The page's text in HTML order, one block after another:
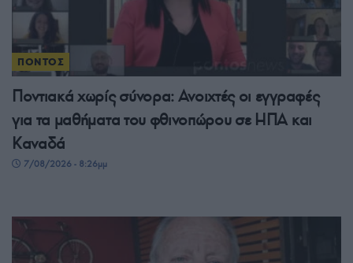
ΠΟΝΤΟΣ
Ποντιακά χωρίς σύνορα: Ανοιχτές οι εγγραφές
για τα μαθήματα του φθινοπώρου σε ΗΠΑ και
Καναδά
7/08/2026 - 8:26μμ